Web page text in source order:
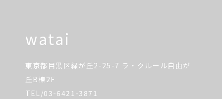
watai
東京都目黒区緑が丘2-25-7 ラ・クルール自由が
丘B棟2F
TEL/03-6421-3871